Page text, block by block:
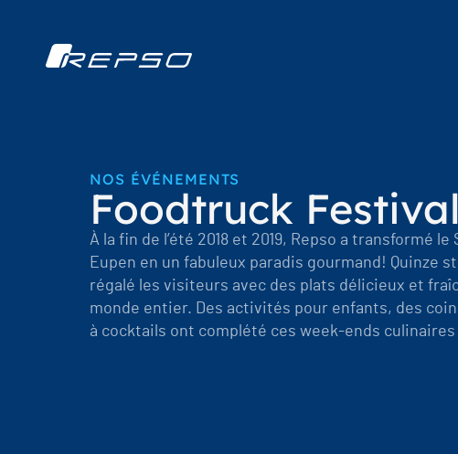
NOS ÉVÉNEMENTS
Foodtruck Festival
À la fin de l’été 2018 et 2019, Repso a transformé
Eupen en un fabuleux paradis gourmand! Quinze
régalé les visiteurs avec des plats délicieux et
monde entier. Des activités pour enfants, des
à cocktails ont complété ces week-ends